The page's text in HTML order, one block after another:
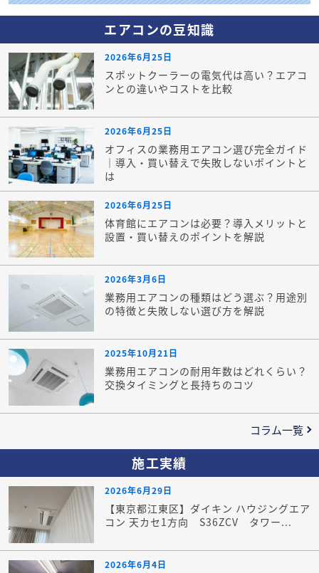
エアコンの豆知識
2026年6月25日
スポットクーラーの電気代は高い？エアコ
ンとの違いやコストを比較
2026年6月25日
オフィスの業務用エアコン選び完全ガイド
｜導入・買い替えで失敗しないポイントと
は
2026年6月25日
体育館にエアコンは必要？導入メリットと
設置・買い替えのポイントを解説
2026年3月6日
業務用エアコンの種類はどう選ぶ？用途別
の特徴と失敗しない選び方を解説
2025年10月21日
業務用エアコンの耐用年数はどれくらい？
交換タイミングと長持ちのコツ
コラム一覧
施工実績
2026年6月29日
【東京都江東区】ダイキン ハウジングエア
コン 天カセ1方向 S36ZCV タワー...
2026年6月4日